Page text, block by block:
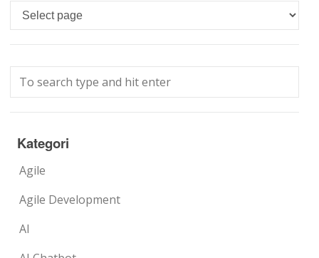
Languages
Kategori
Agile
Agile Development
AI